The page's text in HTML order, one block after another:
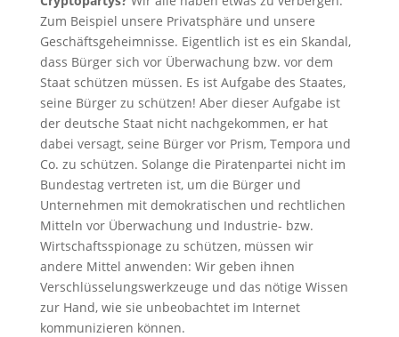
Zum Beispiel unsere Privatsphäre und unsere
Geschäftsgeheimnisse. Eigentlich ist es ein Skandal,
dass Bürger sich vor Überwachung bzw. vor dem
Staat schützen müssen. Es ist Aufgabe des Staates,
seine Bürger zu schützen! Aber dieser Aufgabe ist
der deutsche Staat nicht nachgekommen, er hat
dabei versagt, seine Bürger vor Prism, Tempora und
Co. zu schützen. Solange die Piratenpartei nicht im
Bundestag vertreten ist, um die Bürger und
Unternehmen mit demokratischen und rechtlichen
Mitteln vor Überwachung und Industrie- bzw.
Wirtschaftsspionage zu schützen, müssen wir
andere Mittel anwenden: Wir geben ihnen
Verschlüsselungswerkzeuge und das nötige Wissen
zur Hand, wie sie unbeobachtet im Internet
kommunizieren können.